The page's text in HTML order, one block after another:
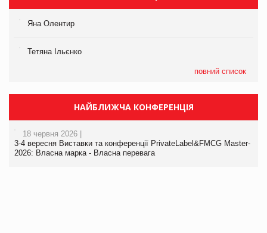
Яна Олентир
Тетяна Ільєнко
повний список
НАЙБЛИЖЧА КОНФЕРЕНЦІЯ
18 червня 2026 |
3-4 вересня Виставки та конференції PrivateLabel&FMCG Master-
2026: Власна марка - Власна перевага